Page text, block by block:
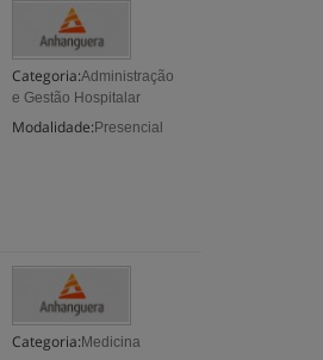
Categoria:Administração
e Gestão Hospitalar
Modalidade: Presencial
Categoria: Medicina